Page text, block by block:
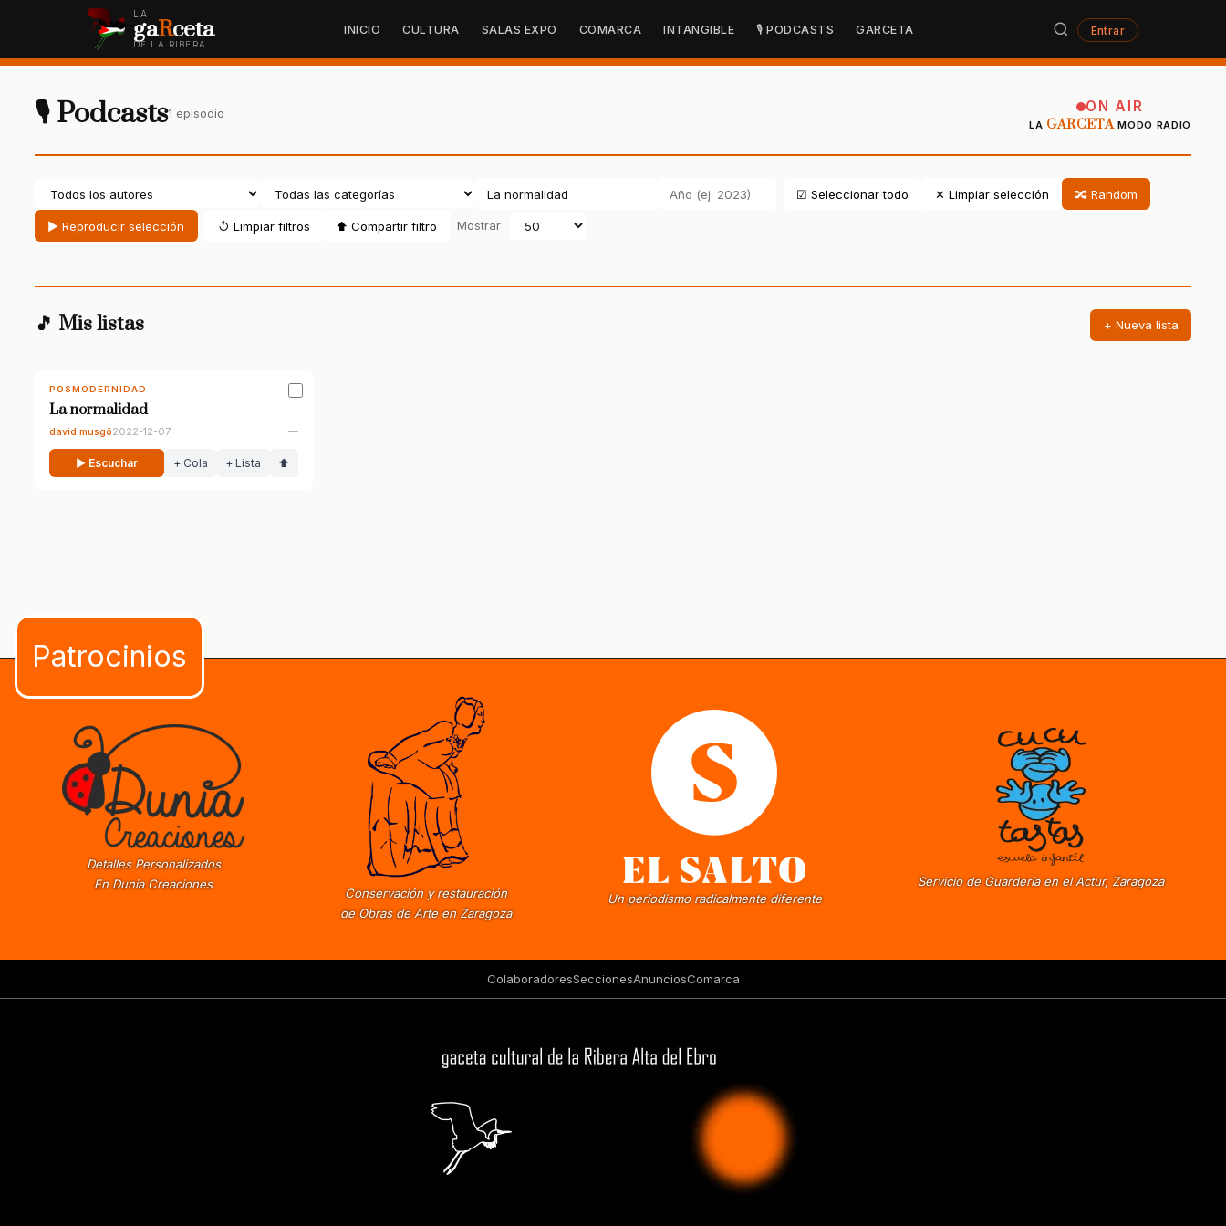
LA
gaRceta
DE LA RIBERA
INICIO CULTURA SALAS EXPO COMARCA INTANGIBLE 🎙 PODCASTS GARCETA Entrar
🎙 Podcasts1 episodio ON AIR
LA GARCETAMODO RADIO
☑ Seleccionar todo ✕ Limpiar selección 🔀 Random
▶ Reproducir selección ↺ Limpiar filtros ⬆ Compartir filtro Mostrar
🎵 Mis listas + Nueva lista
POSMODERNIDAD
La normalidad
david musgö2022-12-07 —
▶ Escuchar + Cola + Lista ⬆
Detalles Personalizados
En Dunia Creaciones
Conservación y restauración
de Obras de Arte en Zaragoza
Un periodismo radicalmente diferente
Servicio de Guardería en el Actur, Zaragoza
ColaboradoresSeccionesAnunciosComarca